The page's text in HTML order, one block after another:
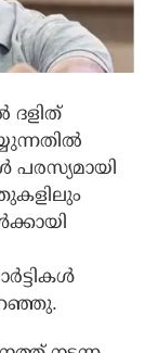
ദളിത്
പരസ്യമായി